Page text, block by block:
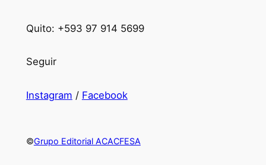
Quito: +593 97 914 5699
Seguir
Instagram / Facebook
©Grupo Editorial ACACFESA